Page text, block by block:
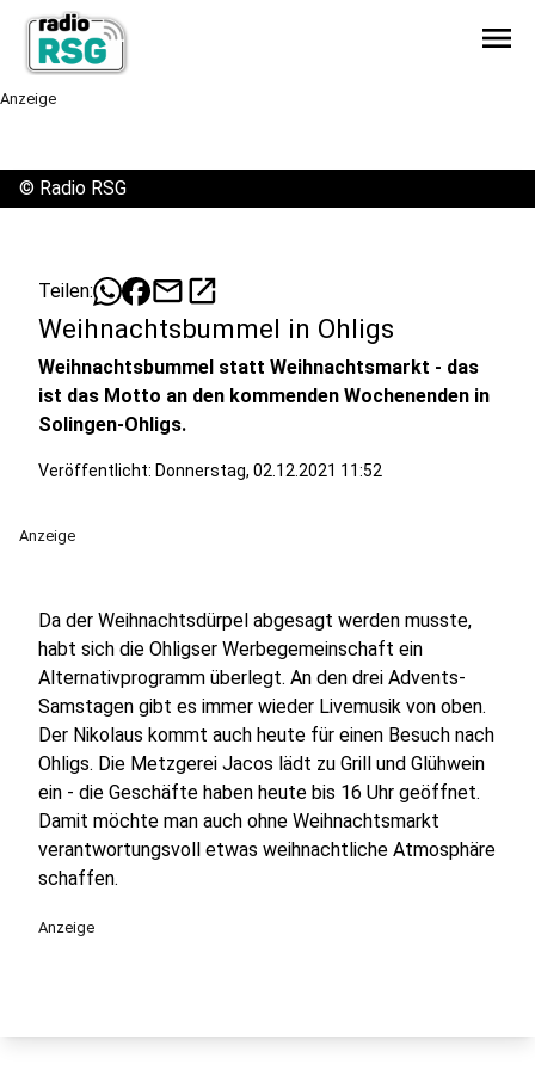
menu
Anzeige
© Radio RSG
Teilen: mailopen_in_new
Weihnachtsbummel in Ohligs
Weihnachtsbummel statt Weihnachtsmarkt - das
ist das Motto an den kommenden Wochenenden in
Solingen-Ohligs.
Veröffentlicht: Donnerstag, 02.12.2021 11:52
Anzeige
Da der Weihnachtsdürpel abgesagt werden musste,
habt sich die Ohligser Werbegemeinschaft ein
Alternativprogramm überlegt. An den drei Advents-
Samstagen gibt es immer wieder Livemusik von oben.
Der Nikolaus kommt auch heute für einen Besuch nach
Ohligs. Die Metzgerei Jacos lädt zu Grill und Glühwein
ein - die Geschäfte haben heute bis 16 Uhr geöffnet.
Damit möchte man auch ohne Weihnachtsmarkt
verantwortungsvoll etwas weihnachtliche Atmosphäre
schaffen.
Anzeige